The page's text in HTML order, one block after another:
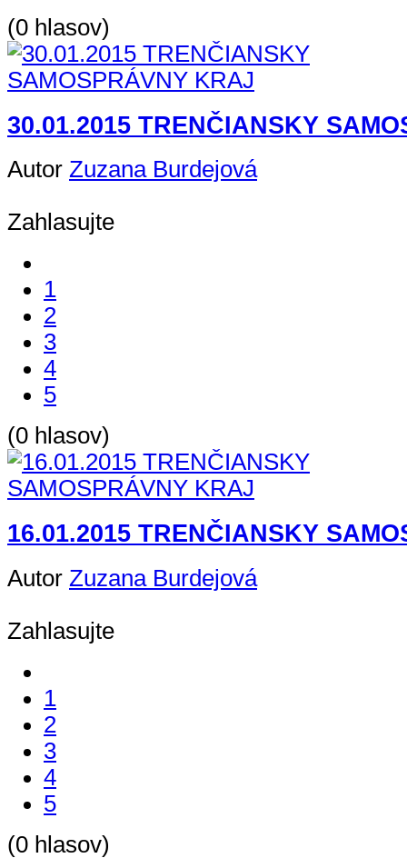
(0 hlasov)
30.01.2015 TRENČIANSKY
Autor Zuzana Burdejová
Zahlasujte
1
2
3
4
5
(0 hlasov)
16.01.2015 TRENČIANSKY
Autor Zuzana Burdejová
Zahlasujte
1
2
3
4
5
(0 hlasov)